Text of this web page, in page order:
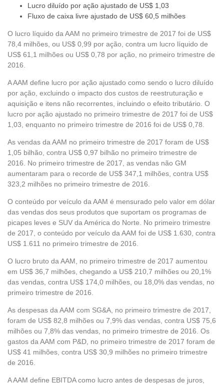
Lucro diluído por ação ajustado de US$ 1,03
Fluxo de caixa livre ajustado de US$ 60,5 milhões
O lucro líquido da AAM no primeiro trimestre de 2017 foi de US$
78,4 milhões, ou US$ 0,99 por ação, contra um lucro líquido de
US$ 61,1 milhões ou US$ 0,78 por ação, no primeiro trimestre de
2016.
A AAM define lucro por ação ajustado como sendo o lucro diluído
por ação, excluindo o impacto dos custos de reestruturação e
aquisição e itens não recorrentes, incluindo o efeito tributário. O
lucro por ação ajustado no primeiro trimestre de 2017 foi de US$
1,03, enquanto no primeiro trimestre de 2016 foi de US$ 0,78.
As vendas da AAM no primeiro trimestre de 2017 foram de US$
1,05 bilhão, contra US$ 0,97 bilhão no primeiro trimestre de
2016. No primeiro trimestre de 2017, as vendas não GM
aumentaram para o recorde de US$ 347,1 milhões, contra US$
323,2 milhões no primeiro trimestre de 2016.
O conteúdo por veículo da AAM é mensurado pelo valor em dólar
das vendas dos seus produtos que suportam os programas de
picapes leves e SUV da América do Norte. No primeiro trimestre
de 2017, o conteúdo por veículo da AAM foi de US$ 1.630, contra
US$ 1.611 no primeiro trimestre de 2016.
O lucro bruto da AAM, no primeiro trimestre de 2017 aumentou
em US$ 36,7 milhões, chegando a US$ 210,7 milhões ou 20,1%
das vendas, contra US$ 174,0 milhões, ou 18,0% das vendas, no
primeiro trimestre de 2016.
As despesas da AAM com SG&A, no primeiro trimestre de 2017,
foram de US$ 82,8 milhões ou 7,9% das vendas, contra US$ 75,6
milhões ou 7,8% das vendas, no primeiro trimestre de 2016. Os
gastos da AAM com P&D, no primeiro trimestre de 2017 foram de
US$ 41 milhões, contra US$ 30,9 milhões no primeiro trimestre
de 2016.
A AAM define EBITDA como lucro antes de despesas de juros,